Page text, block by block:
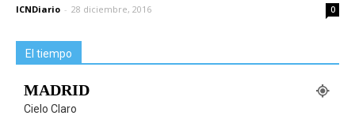
ICNDiario - 28 diciembre, 2016 0
El tiempo
MADRID
Cielo Claro